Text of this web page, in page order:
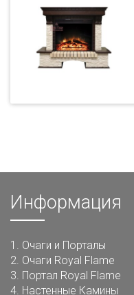
Информация
1. Очаги и Порталы
2. Очаги Royal Flame
3. Портал Royal Flame
4. Настенные Камины